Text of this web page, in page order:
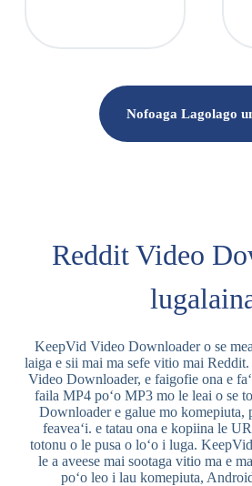
Nofoaga Lagolago
Reddit Video
KeepVid Video Downloader o se
laiga e sii mai ma sefe vitio mai Reddit.
Video Downloader, e faigofie ona e
faila MP4 poʻo MP3 mo le leai o se
Downloader e galue mo komepiuta,
feaveaʻi. e tatau ona e kopiina le
totonu o le pusa o loʻo i luga.
le a aveese mai sootaga vitio ma e
poʻo leo i lau komepiuta,